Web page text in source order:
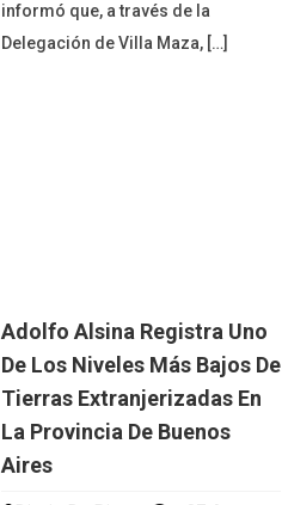
informó que, a través de la
Delegación de Villa Maza, […]
Adolfo Alsina Registra Uno
De Los Niveles Más Bajos De
Tierras Extranjerizadas En
La Provincia De Buenos
Aires